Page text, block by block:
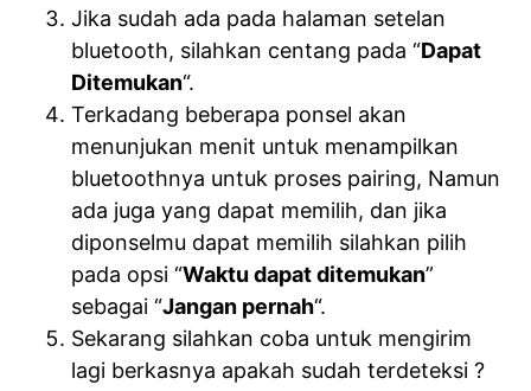
Jika sudah ada pada halaman setelan
bluetooth, silahkan centang pada “Dapat
Ditemukan“.
Terkadang beberapa ponsel akan
menunjukan menit untuk menampilkan
bluetoothnya untuk proses pairing, Namun
ada juga yang dapat memilih, dan jika
diponselmu dapat memilih silahkan pilih
pada opsi “Waktu dapat ditemukan”
sebagai “Jangan pernah“.
Sekarang silahkan coba untuk mengirim
lagi berkasnya apakah sudah terdeteksi ?